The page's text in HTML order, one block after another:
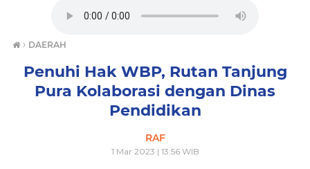
› DAERAH
Penuhi Hak WBP, Rutan Tanjung
Pura Kolaborasi dengan Dinas
Pendidikan
RAF
1 Mar 2023 | 13:56 WIB